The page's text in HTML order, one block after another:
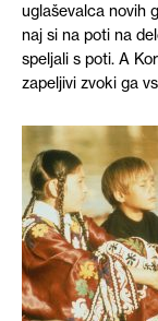
uglaševalca novih
naj si na poti na
speljali s poti. A
zapeljivi zvoki ga